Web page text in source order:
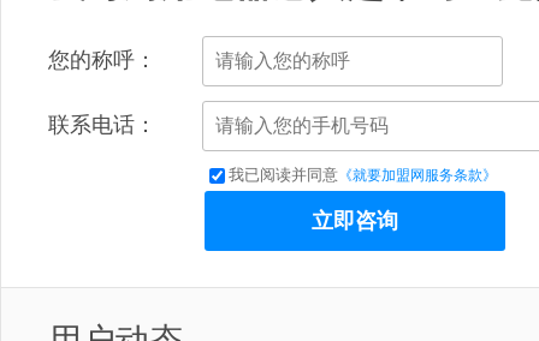
您的称呼：
联系电话：
我已阅读并同意 《就要加盟网服务条款》
立即咨询